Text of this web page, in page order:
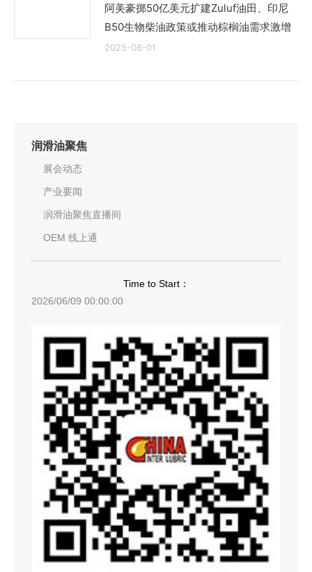
阿美豪掷50亿美元扩建Zuluf油田、印尼
B50生物柴油政策或推动棕榈油需求激增
2025-08-01
润滑油聚焦
展会动态
产业要闻
润滑油聚焦直播间
OEM 线上通
Time to Start：
2026/06/09 00:00:00